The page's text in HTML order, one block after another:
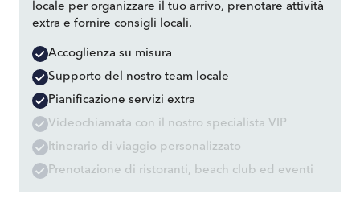
locale per organizzare il tuo arrivo, prenotare attività
extra e fornire consigli locali.
Accoglienza su misura
Supporto del nostro team locale
Pianificazione servizi extra
Videochiamata con il nostro specialista VIP
Itinerario di viaggio personalizzato
Prenotazione di ristoranti, beach club ed eventi